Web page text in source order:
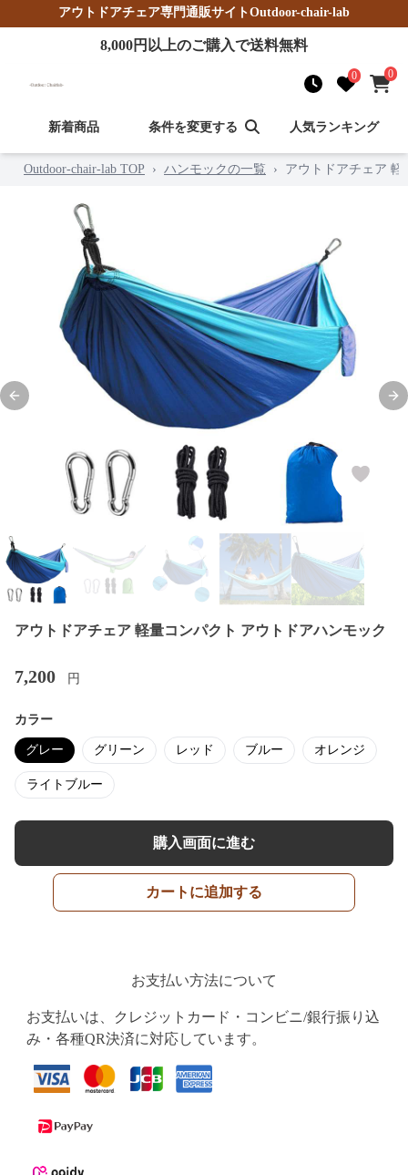
アウトドアチェア専門通販サイトOutdoor-chair-lab
8,000円以上のご購入で送料無料
0 0
新着商品 条件を変更する 人気ランキング
Outdoor-chair-lab TOP › ハンモックの一覧 › アウトドアチェア
Previous slide
アウトドアチェア 軽量コンパクト アウトドアハンモック
7,200 円
カラー
グレー グリーン レッド ブルー オレンジ
ライトブルー
購入画面に進む
カートに追加する
お支払い方法について
お支払いは、クレジットカード・コンビニ/銀行振り込
み・各種QR決済に対応しています。